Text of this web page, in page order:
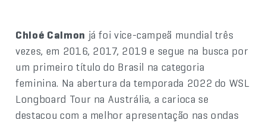
Chloé Calmon já foi vice-campeã mundial três
vezes, em 2016, 2017, 2019 e segue na busca por
um primeiro título do Brasil na categoria
feminina. Na abertura da temporada 2022 do WSL
Longboard Tour na Austrália, a carioca se
destacou com a melhor apresentação nas ondas